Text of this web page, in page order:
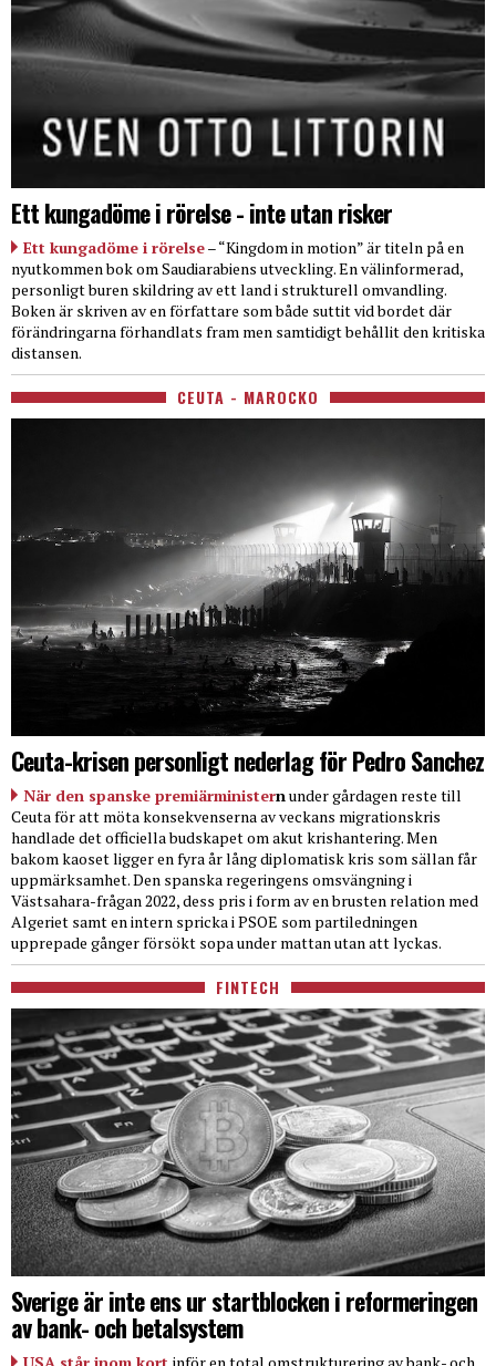
Ett kungadöme i rörelse - inte utan risker
Ett kungadöme i rörelse– “Kingdom in motion” är titeln på en
nyutkommen bok om Saudiarabiens utveckling. En välinformerad,
personligt buren skildring av ett land i strukturell omvandling.
Boken är skriven av en författare som både suttit vid bordet där
förändringarna förhandlats fram men samtidigt behållit den kritiska
distansen.
CEUTA - MAROCKO
Ceuta-krisen personligt nederlag för Pedro Sanchez
När den spanske premiärministernunder gårdagen reste till
Ceuta för att möta konsekvenserna av veckans migrationskris
handlade det officiella budskapet om akut krishantering. Men
bakom kaoset ligger en fyra år lång diplomatisk kris som sällan får
uppmärksamhet. Den spanska regeringens omsvängning i
Västsahara-frågan 2022, dess pris i form av en brusten relation med
Algeriet samt en intern spricka i PSOE som partiledningen
upprepade gånger försökt sopa under mattan utan att lyckas.
FINTECH
Sverige är inte ens ur startblocken i reformeringen
av bank- och betalsystem